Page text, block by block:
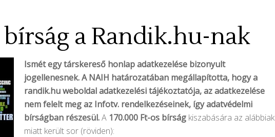
a Randik.hu-nak
Ismét egy társkereső honlap adatkezelése bizonyult
jogellenesnek. A NAIH határozatában megállapította, hogy a
randik.hu weboldal adatkezelési tájékoztatója, az adatkezelése
nem felelt meg az Infotv. rendelkezéseinek, így adatvédelmi
bírságban részesül.A 170.000 Ft-os bírság kiszabására az alábbiak
miatt került sor (röviden):